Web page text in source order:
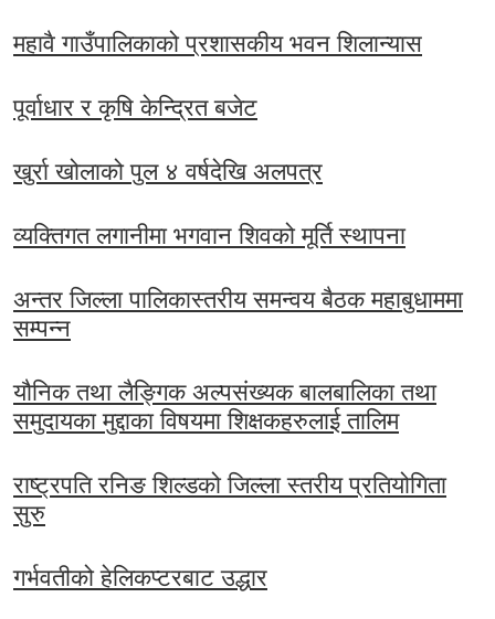
महावै गाउँपालिकाको प्रशासकीय भवन शिलान्यास
पूर्वाधार र कृषि केन्द्रित बजेट
खुर्रा खोलाको पुल ४ वर्षदेखि अलपत्र
व्यक्तिगत लगानीमा भगवान शिवको मूर्ति स्थापना
अन्तर जिल्ला पालिकास्तरीय समन्वय बैठक महाबुधाममा
सम्पन्न
यौनिक तथा लैङ्गिक अल्पसंख्यक बालबालिका तथा
समुदायका मुद्दाका विषयमा शिक्षकहरुलाई तालिम
राष्ट्रपति रनिङ शिल्डको जिल्ला स्तरीय प्रतियोगिता
सुरु
गर्भवतीको हेलिकप्टरबाट उद्धार